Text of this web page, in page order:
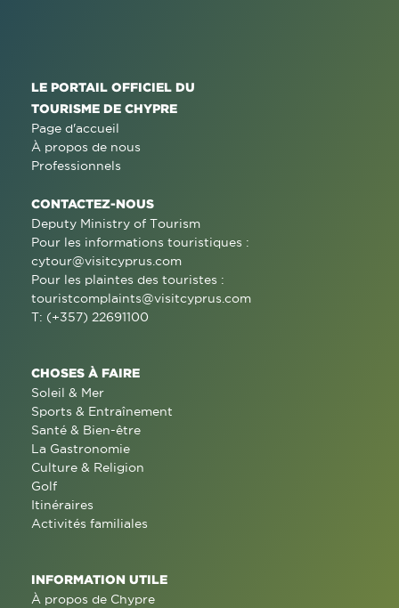
LE PORTAIL OFFICIEL DU
TOURISME DE CHYPRE
Page d'accueil
À propos de nous
Professionnels
CONTACTEZ-NOUS
Deputy Ministry of Tourism
Pour les informations touristiques :
cytour@visitcyprus.com
Pour les plaintes des touristes :
touristcomplaints@visitcyprus.com
T: (+357) 22691100
CHOSES À FAIRE
Soleil & Mer
Sports & Entraînement
Santé & Bien-être
La Gastronomie
Culture & Religion
Golf
Itinéraires
Activités familiales
INFORMATION UTILE
À propos de Chypre